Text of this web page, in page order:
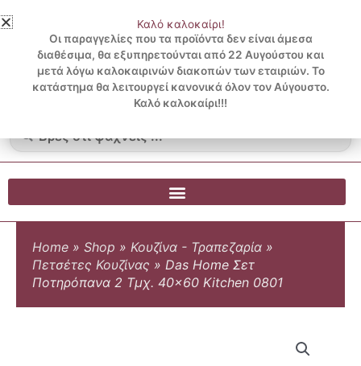
στο
περιεχόμενο
3 ΔΟΣΕΙΣ ΧΩΡΙΣ ΠΙΣΤΩΤΙΚΗ ΜΕ KLARNA
...
Λογαριασμός
Blog
0.00€
0
Cart
Home » Shop » Κουζίνα - Τραπεζαρία »
Πετσέτες Κουζίνας » Das Home Σετ
Ποτηρόπανα 2 Τμχ. 40×60 Kitchen 0801
Καλό καλοκαίρι!
Οι παραγγελίες που τα προϊόντα δεν είναι άμεσα
διαθέσιμα, θα εξυπηρετούνται από 22 Αυγούστου και
μετά λόγω καλοκαιρινών διακοπών των εταιριών. Το
κατάστημα θα λειτουργεί κανονικά όλον τον Αύγουστο.
Καλό καλοκαίρι!!!